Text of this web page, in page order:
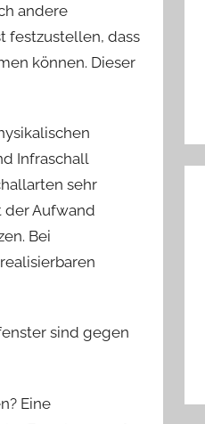
andere
festzustellen, dass
können. Dieser
Infraschall
sehr
der Aufwand
Bei
sind gegen
Eine